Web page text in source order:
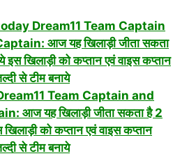
Dream11 Team Captain
आज यह खिलाड़ी जीता सकता
खिलाड़ी को कप्तान एवं वाइस कप्तान
से टीम बनाये
Team Captain and
आज यह खिलाड़ी जीता सकता है 2
को कप्तान एवं वाइस कप्तान
से टीम बनाये